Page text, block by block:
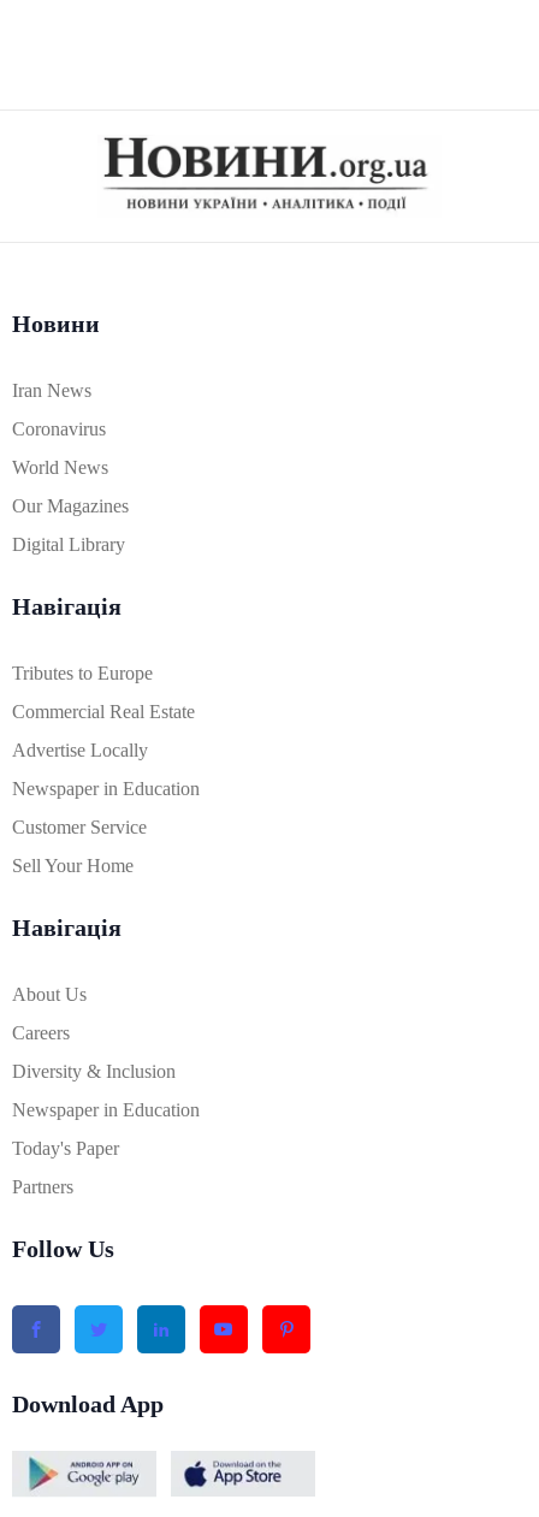
Новини
Iran News
Coronavirus
World News
Our Magazines
Digital Library
Навігація
Tributes to Europe
Commercial Real Estate
Advertise Locally
Newspaper in Education
Customer Service
Sell Your Home
Навігація
About Us
Careers
Diversity & Inclusion
Newspaper in Education
Today's Paper
Partners
Follow Us
Download App